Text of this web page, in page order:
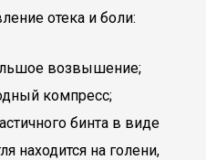
отека и боли:
возвышение;
компресс;
бинта в виде
находится на голени,